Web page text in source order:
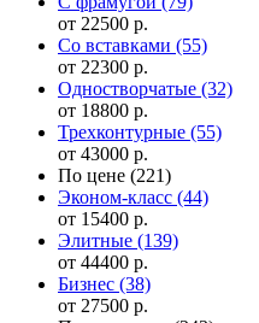
от 22500 р.
Cо вставками (55)
от 22300 р.
Одностворчатые (32)
от 18800 р.
Трехконтурные (55)
от 43000 р.
По цене (221)
Эконом-класс (44)
от 15400 р.
Элитные (139)
от 44400 р.
Бизнес (38)
от 27500 р.